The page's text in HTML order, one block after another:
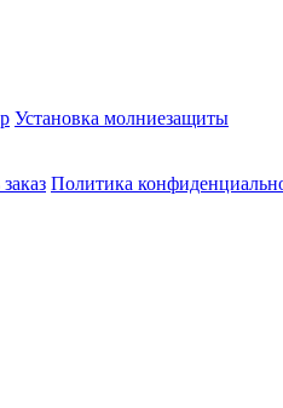
Установка молниезащиты
Политика